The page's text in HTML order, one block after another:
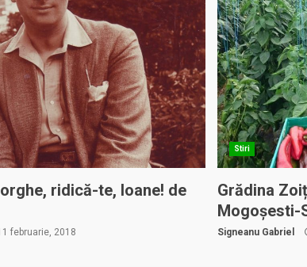
ridică-te, Ioane! de
februarie, 2018
Stiri
Grădina
Mogoșesti-
Signeanu Gabriel